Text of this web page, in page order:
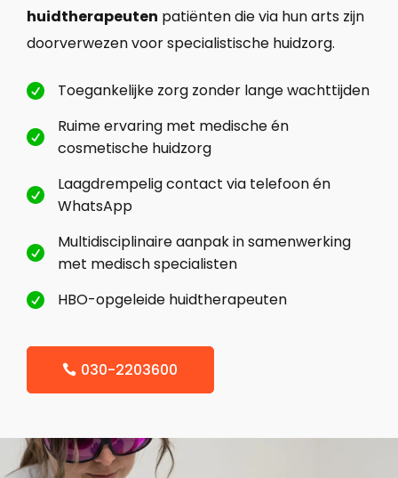
huidtherapeuten patiënten die via hun arts zijn
doorverwezen voor specialistische huidzorg.
 Toegankelijke zorg zonder lange wachttijden

Ruime ervaring met medische én
cosmetische huidzorg

Laagdrempelig contact via telefoon én
WhatsApp

Multidisciplinaire aanpak in samenwerking
met medisch specialisten
 HBO-opgeleide huidtherapeuten
030-2203600